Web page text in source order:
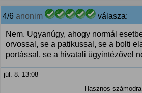
4/6 anonim válasza:
Nem. Ugyanúgy, ahogy normál
orvossal, se a patikussal, se a bolti
portással, se a hivatali ügyintézővel
júl. 8. 13:08
Hasznos